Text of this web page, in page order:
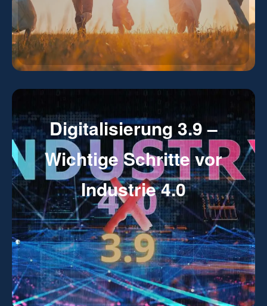
Digitalisierung 3.9 –
Wichtige Schritte vor
Industrie 4.0